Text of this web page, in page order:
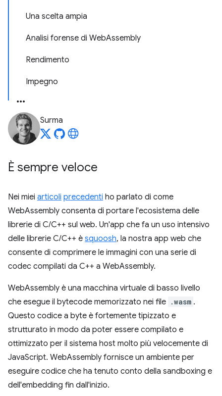
Una scelta ampia
Analisi forense di WebAssembly
Rendimento
Impegno
Surma
È sempre veloce
Nei miei articoli precedenti ho parlato di come
WebAssembly consenta di portare l'ecosistema delle
librerie di C/C++ sul web. Un'app che fa un uso intensivo
delle librerie C/C++ è squoosh, la nostra app web che
consente di comprimere le immagini con una serie di
codec compilati da C++ a WebAssembly.
WebAssembly è una macchina virtuale di basso livello
che esegue il bytecode memorizzato nei file .wasm .
Questo codice a byte è fortemente tipizzato e
strutturato in modo da poter essere compilato e
ottimizzato per il sistema host molto più velocemente di
JavaScript. WebAssembly fornisce un ambiente per
eseguire codice che ha tenuto conto della sandboxing e
dell'embedding fin dall'inizio.